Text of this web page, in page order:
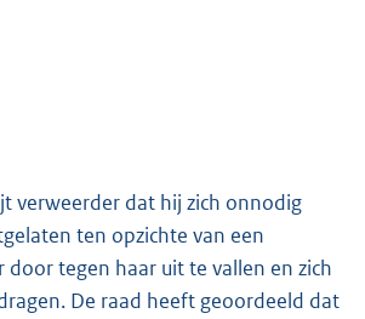
verweerder dat hij zich onnodig
ten opzichte van een
tegen haar uit te vallen en zich
De raad heeft geoordeeld dat